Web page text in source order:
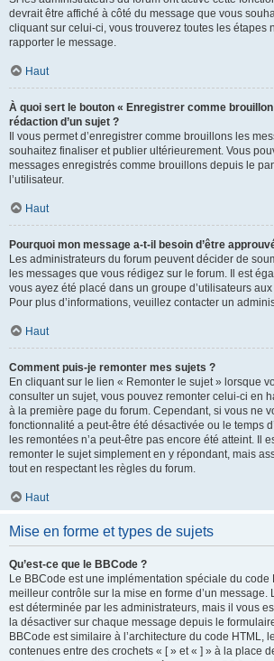
devrait être affiché à côté du message que vous
cliquant sur celui-ci, vous trouverez toutes les étapes
rapporter le message.
Haut
À quoi sert le bouton « Enregistrer comme
rédaction d’un sujet ?
Il vous permet d’enregistrer comme brouillons les
souhaitez finaliser et publier ultérieurement. Vous
messages enregistrés comme brouillons depuis le
l’utilisateur.
Haut
Pourquoi mon message a-t-il besoin d’être
Les administrateurs du forum peuvent décider de
les messages que vous rédigez sur le forum. Il est
vous ayez été placé dans un groupe d’utilisateurs
Pour plus d’informations, veuillez contacter un
Haut
Comment puis-je remonter mes sujets ?
En cliquant sur le lien « Remonter le sujet » lorsque
consulter un sujet, vous pouvez remonter celui-ci en
à la première page du forum. Cependant, si vous ne
fonctionnalité a peut-être été désactivée ou le temps
les remontées n’a peut-être pas encore été atteint. Il
remonter le sujet simplement en y répondant, mais
tout en respectant les règles du forum.
Haut
Mise en forme et types de sujets
Qu’est-ce que le BBCode ?
Le BBCode est une implémentation spéciale du code
meilleur contrôle sur la mise en forme d’un message.
est déterminée par les administrateurs, mais il vous
la désactiver sur chaque message depuis le
BBCode est similaire à l’architecture du code HTML,
contenues entre des crochets « [ » et « ] » à la place